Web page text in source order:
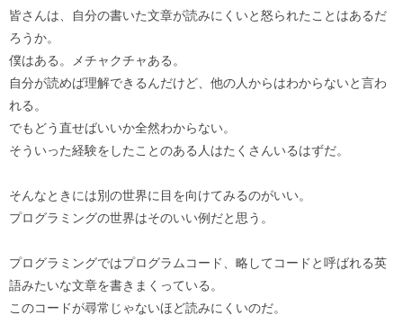
皆さんは、自分の書いた文章が読みにくいと怒られたことはあるだ
ろうか。
僕はある。メチャクチャある。
自分が読めば理解できるんだけど、他の人からはわからないと言わ
れる。
でもどう直せばいいか全然わからない。
そういった経験をしたことのある人はたくさんいるはずだ。
そんなときには別の世界に目を向けてみるのがいい。
プログラミングの世界はそのいい例だと思う。
プログラミングではプログラムコード、略してコードと呼ばれる英
語みたいな文章を書きまくっている。
このコードが尋常じゃないほど読みにくいのだ。